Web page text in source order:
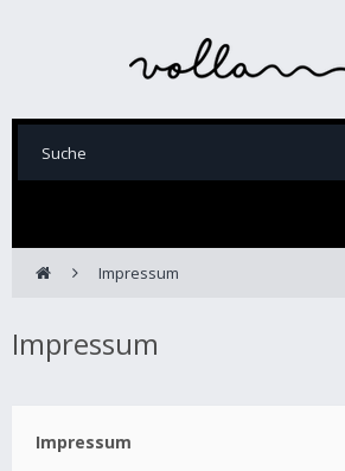
Impressum
Impressum
Impressum